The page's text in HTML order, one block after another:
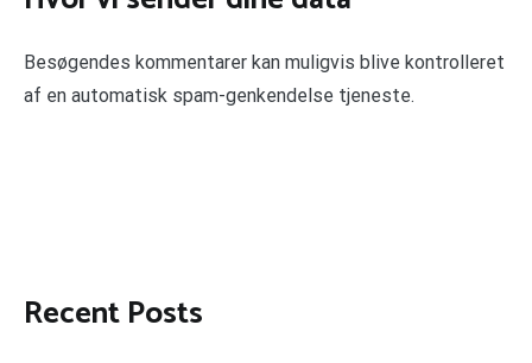
Besøgendes kommentarer kan muligvis blive kontrolleret
af en automatisk spam-genkendelse tjeneste.
Recent Posts